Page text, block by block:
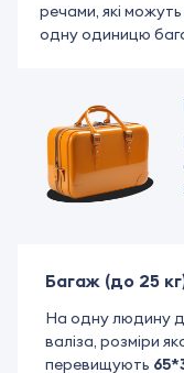
речами, які
одну одиницю
Багаж (до 25
На одну людину
валіза, розміри
перевищують